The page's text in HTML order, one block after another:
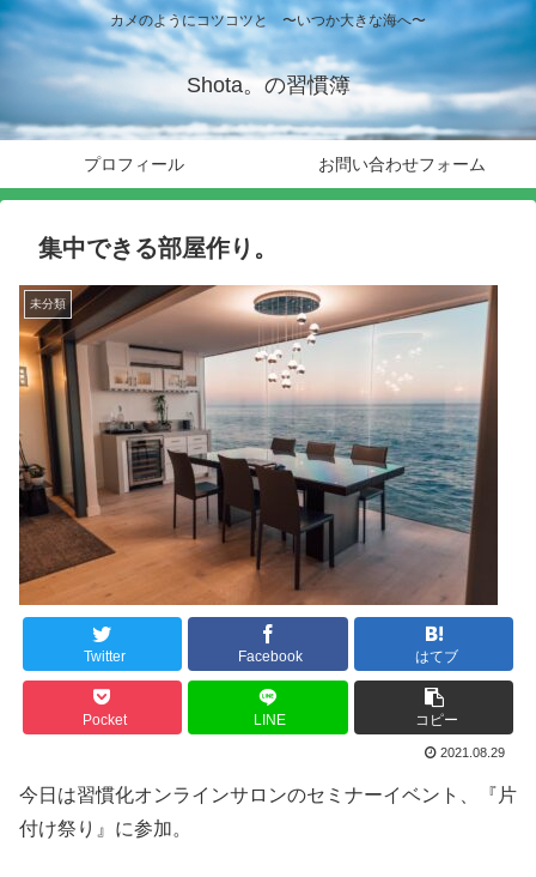
カメのようにコツコツと 〜いつか大きな海へ〜
Shota。の習慣簿
プロフィール お問い合わせフォーム
集中できる部屋作り。
未分類
Twitter Facebook はてブ
Pocket LINE コピー
2021.08.29
今日は習慣化オンラインサロンのセミナーイベント、『片
付け祭り』に参加。